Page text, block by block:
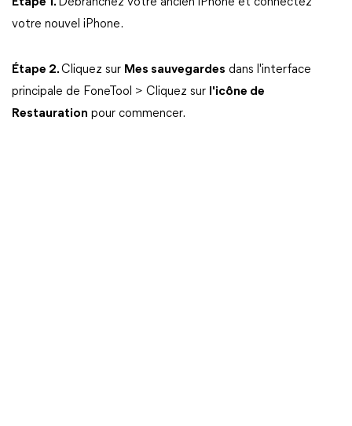
votre nouvel iPhone.
Étape 2.Cliquez sur Mes sauvegardes dans l'interface
principale de FoneTool > Cliquez sur l'icône de
Restauration pour commencer.